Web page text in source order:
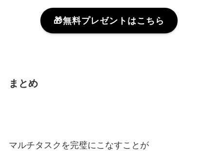
🎁無料プレゼントはこちら
まとめ
マルチタスクを完璧にこなすことが